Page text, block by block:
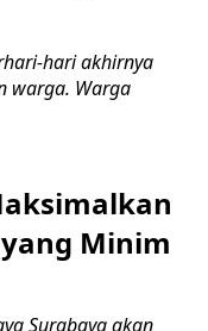
hari akhirnya
warga. Warga
Minim
Surabaya akan